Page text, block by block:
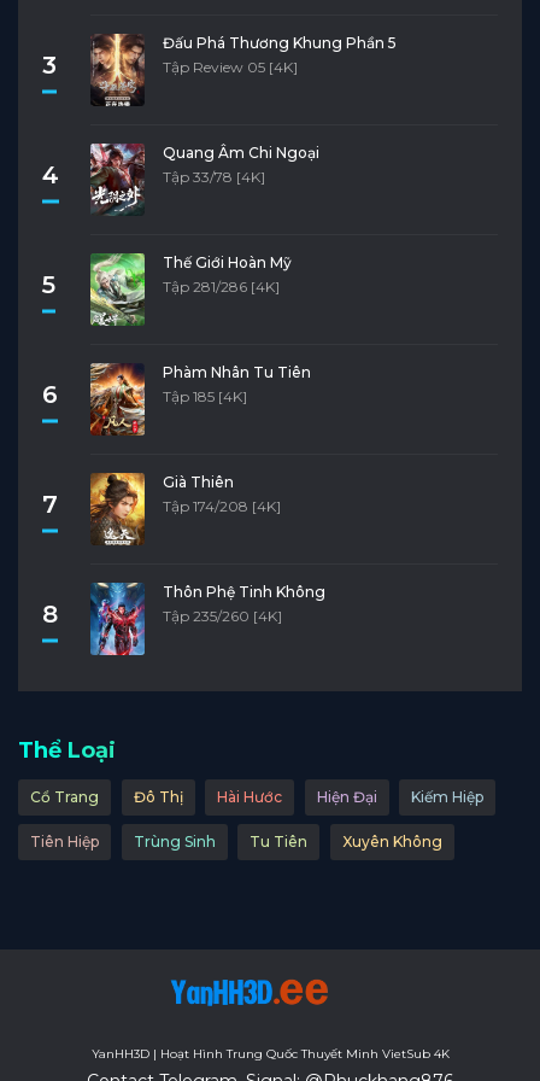
3
Đấu Phá Thương Khung Phần 5
Tập Review 05 [4K]
4
Quang Âm Chi Ngoại
Tập 33/78 [4K]
5
Thế Giới Hoàn Mỹ
Tập 281/286 [4K]
6
Phàm Nhân Tu Tiên
Tập 185 [4K]
7
Già Thiên
Tập 174/208 [4K]
8
Thôn Phệ Tinh Không
Tập 235/260 [4K]
Thể Loại
Cổ Trang Đô Thị Hài Hước Hiện Đại Kiếm Hiệp
Tiên Hiệp Trùng Sinh Tu Tiên Xuyên Không
YanHH3D | Hoạt Hình Trung Quốc Thuyết Minh VietSub 4K